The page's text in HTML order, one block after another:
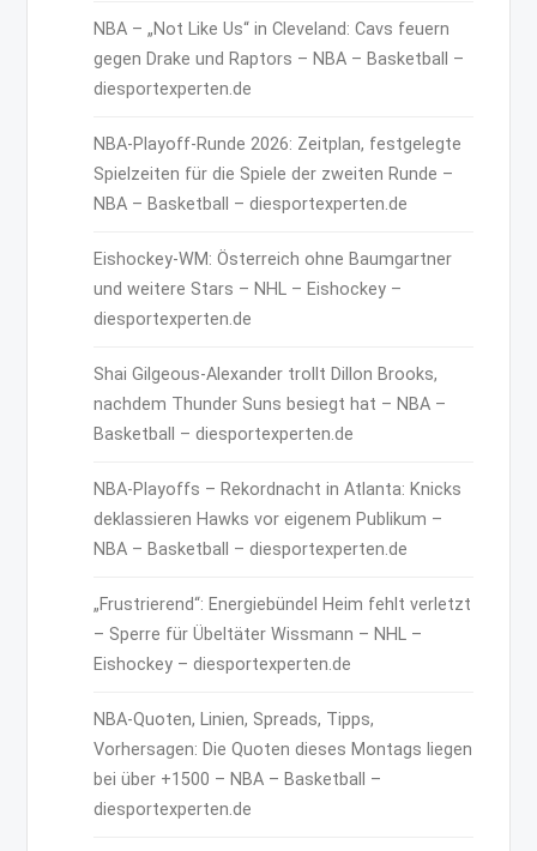
NBA – „Not Like Us“ in Cleveland: Cavs feuern
gegen Drake und Raptors – NBA – Basketball –
diesportexperten.de
NBA-Playoff-Runde 2026: Zeitplan, festgelegte
Spielzeiten für die Spiele der zweiten Runde –
NBA – Basketball – diesportexperten.de
Eishockey-WM: Österreich ohne Baumgartner
und weitere Stars – NHL – Eishockey –
diesportexperten.de
Shai Gilgeous-Alexander trollt Dillon Brooks,
nachdem Thunder Suns besiegt hat – NBA –
Basketball – diesportexperten.de
NBA-Playoffs – Rekordnacht in Atlanta: Knicks
deklassieren Hawks vor eigenem Publikum –
NBA – Basketball – diesportexperten.de
„Frustrierend“: Energiebündel Heim fehlt verletzt
– Sperre für Übeltäter Wissmann – NHL –
Eishockey – diesportexperten.de
NBA-Quoten, Linien, Spreads, Tipps,
Vorhersagen: Die Quoten dieses Montags liegen
bei über +1500 – NBA – Basketball –
diesportexperten.de